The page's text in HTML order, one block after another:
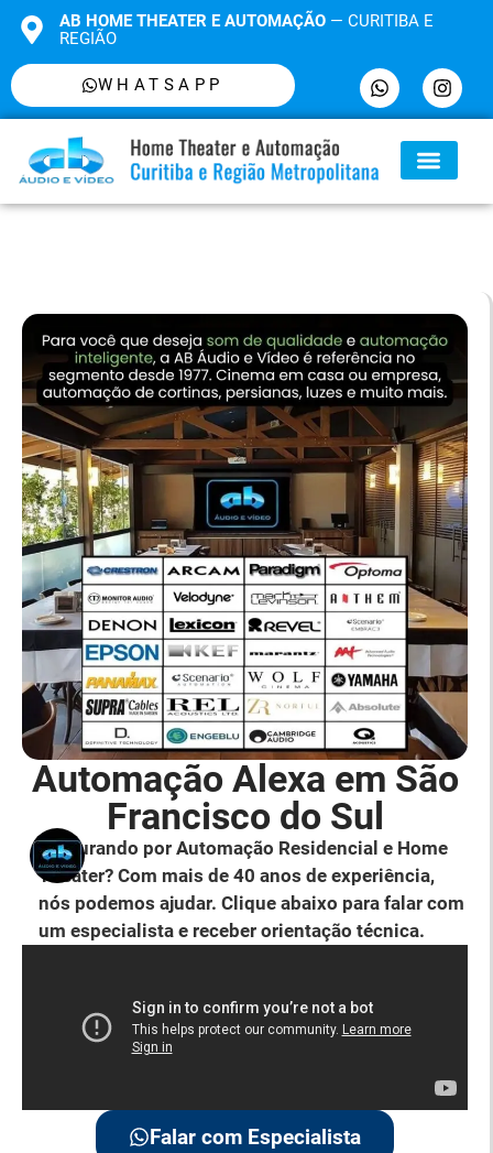
AB HOME THEATER E AUTOMAÇÃO— CURITIBA E
REGIÃO
WHATSAPP
Automação Alexa em São
Francisco do Sul
Procurando por Automação Residencial e Home
Theater? Com mais de 40 anos de experiência,
nós podemos ajudar. Clique abaixo para falar com
um especialista e receber orientação técnica.
Falar com Especialista